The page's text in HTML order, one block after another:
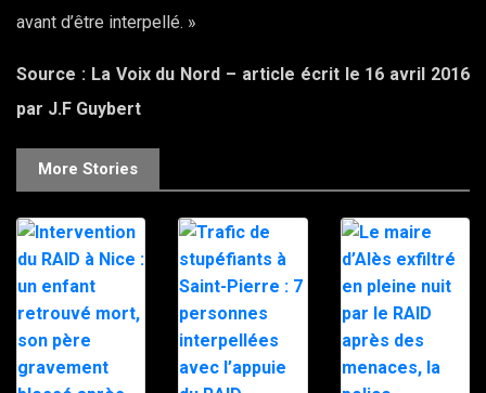
avant d’être interpellé. »
Source : La Voix du Nord – article écrit le 16 avril 2016
par J.F Guybert
More Stories